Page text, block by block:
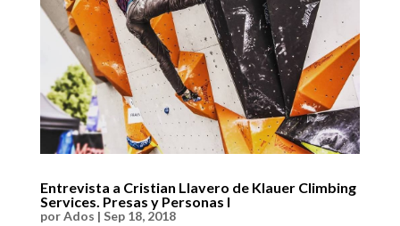
Entrevista a Cristian Llavero de Klauer Climbing
Services. Presas y Personas I
porAdos | Sep 18, 2018